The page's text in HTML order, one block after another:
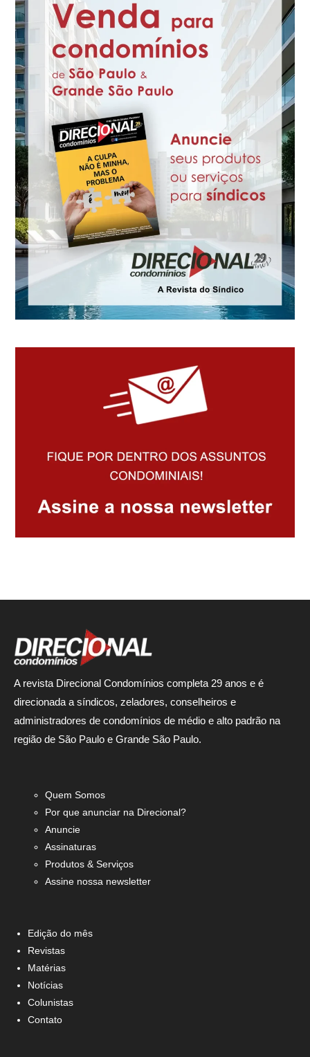
A revista Direcional Condomínios completa 29 anos e é
direcionada a síndicos, zeladores, conselheiros e
administradores de condomínios de médio e alto padrão na
região de São Paulo e Grande São Paulo.
Quem Somos
Por que anunciar na Direcional?
Anuncie
Assinaturas
Produtos & Serviços
Assine nossa newsletter
Edição do mês
Revistas
Matérias
Notícias
Colunistas
Contato